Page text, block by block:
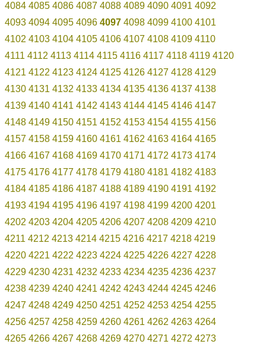
4084 4085 4086 4087 4088 4089 4090 4091 4092
4093 4094 4095 4096 4097 4098 4099 4100 4101
4102 4103 4104 4105 4106 4107 4108 4109 4110
4111 4112 4113 4114 4115 4116 4117 4118 4119 4120
4121 4122 4123 4124 4125 4126 4127 4128 4129
4130 4131 4132 4133 4134 4135 4136 4137 4138
4139 4140 4141 4142 4143 4144 4145 4146 4147
4148 4149 4150 4151 4152 4153 4154 4155 4156
4157 4158 4159 4160 4161 4162 4163 4164 4165
4166 4167 4168 4169 4170 4171 4172 4173 4174
4175 4176 4177 4178 4179 4180 4181 4182 4183
4184 4185 4186 4187 4188 4189 4190 4191 4192
4193 4194 4195 4196 4197 4198 4199 4200 4201
4202 4203 4204 4205 4206 4207 4208 4209 4210
4211 4212 4213 4214 4215 4216 4217 4218 4219
4220 4221 4222 4223 4224 4225 4226 4227 4228
4229 4230 4231 4232 4233 4234 4235 4236 4237
4238 4239 4240 4241 4242 4243 4244 4245 4246
4247 4248 4249 4250 4251 4252 4253 4254 4255
4256 4257 4258 4259 4260 4261 4262 4263 4264
4265 4266 4267 4268 4269 4270 4271 4272 4273